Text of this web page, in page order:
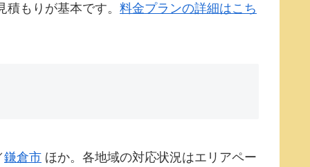
もりが基本です。 料金プランの詳細はこち
鎌倉市 ほか。各地域の対応状況はエリアペー